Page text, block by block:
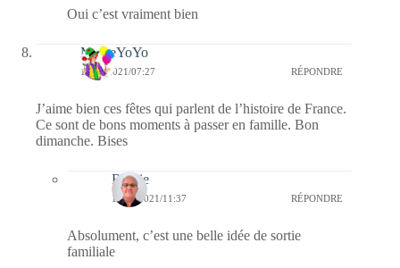
Oui c’est vraiment bien
MemeYoYo
10/10/2021/07:27 RÉPONDRE
J’aime bien ces fêtes qui parlent de l’histoire de France.
Ce sont de bons moments à passer en famille. Bon
dimanche. Bises
Bernie
10/10/2021/11:37 RÉPONDRE
Absolument, c’est une belle idée de sortie
familiale